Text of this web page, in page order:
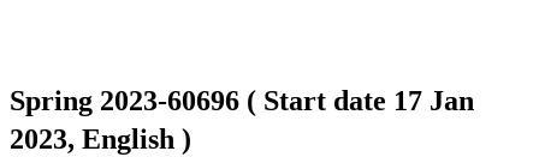
Spring 2023-60696 ( Start date 17 Jan
2023, English )